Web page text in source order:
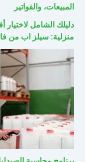
المبيعات، والفواتير
دليلك الشامل
منزلية: سيلز اب من